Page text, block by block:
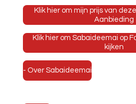
Klik hier om mijn prijs van
Aanbieding
Klik hier om Sabaideemai op
kijken
- Over Sabaideemai